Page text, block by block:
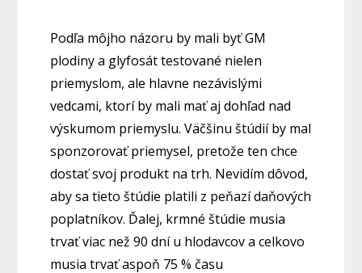
Podľa môjho názoru by mali byť GM
plodiny a glyfosát testované nielen
priemyslom, ale hlavne nezávislými
vedcami, ktorí by mali mať aj dohľad nad
výskumom priemyslu. Väčšinu štúdií by mal
sponzorovať priemysel, pretože ten chce
dostať svoj produkt na trh. Nevidím dôvod,
aby sa tieto štúdie platili z peňazí daňových
poplatníkov. Ďalej, krmné štúdie musia
trvať viac než 90 dní u hlodavcov a celkovo
musia trvať aspoň 75 % času